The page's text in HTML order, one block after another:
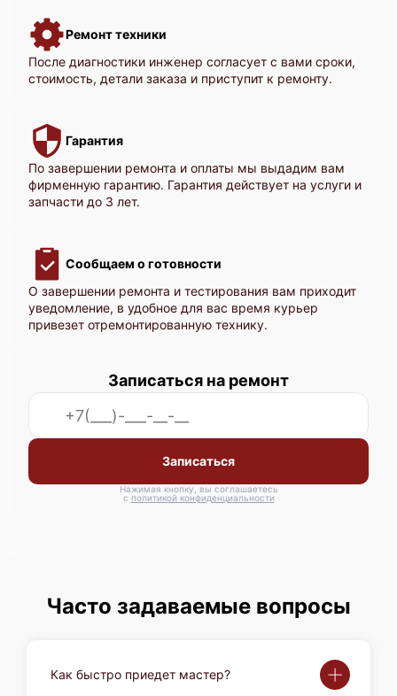
Ремонт техники
После диагностики инженер согласует с вами сроки,
стоимость, детали заказа и приступит к ремонту.
Гарантия
По завершении ремонта и оплаты мы выдадим вам
фирменную гарантию. Гарантия действует на услуги и
запчасти до 3 лет.
Сообщаем о готовности
О завершении ремонта и тестирования вам приходит
уведомление, в удобное для вас время курьер
привезет отремонтированную технику.
Записаться на ремонт
Записаться
Нажимая кнопку, вы соглашаетесь
с политикой конфиденциальности
Часто задаваемые вопросы
Как быстро приедет мастер?